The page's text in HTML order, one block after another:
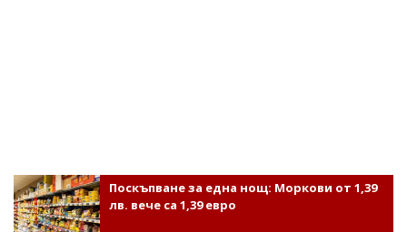
Поскъпване за една нощ: Моркови от 1,39
лв. вече са 1,39 евро